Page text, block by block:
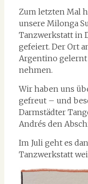
Zum letzten Mal
unsere Milonga
Tanzwerkstatt in
gefeiert. Der Ort
Argentino gelernt
nehmen.
Wir haben uns
gefreut – und
Darmstädter
Andrés den
Im Juli geht es
Tanzwerkstatt